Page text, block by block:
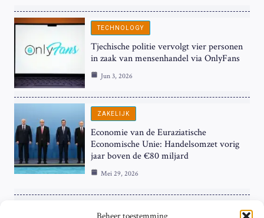
TECHNOLOGY
Tjechische politie vervolgt vier personen
in zaak van mensenhandel via OnlyFans
Jun 3, 2026
ZAKELIJK
Economie van de Euraziatische
Economische Unie: Handelsomzet vorig
jaar boven de €80 miljard
Mei 29, 2026
ZAKELIJK